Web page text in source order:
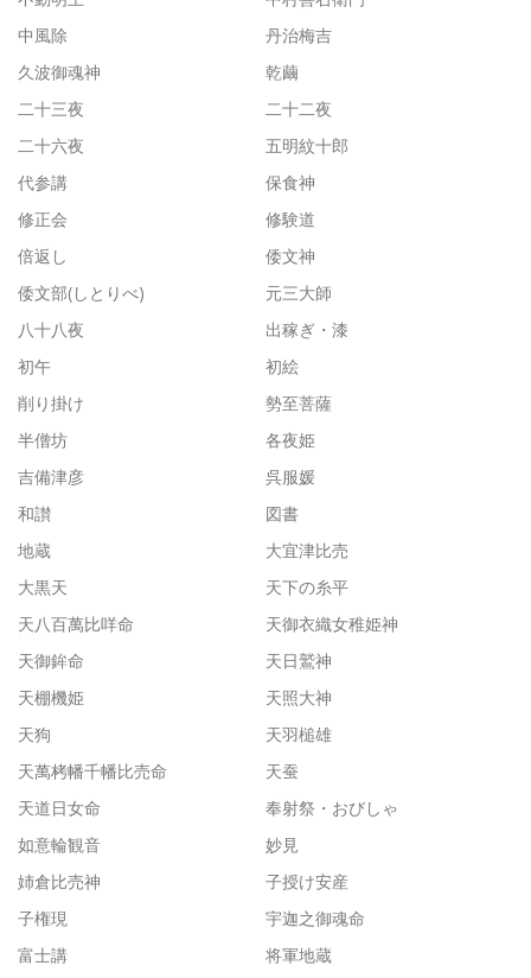
中風除
丹治梅吉
久波御魂神
乾繭
二十三夜
二十二夜
二十六夜
五明紋十郎
代参講
保食神
修正会
修験道
倍返し
倭文神
倭文部(しとりべ)
元三大師
八十八夜
出稼ぎ・漆
初午
初絵
削り掛け
勢至菩薩
半僧坊
各夜姫
吉備津彦
呉服媛
和讃
図書
地蔵
大宜津比売
大黒天
天下の糸平
天八百萬比咩命
天御衣織女稚姫神
天御鉾命
天日鷲神
天棚機姫
天照大神
天狗
天羽槌雄
天萬栲幡千幡比売命
天蚕
天道日女命
奉射祭・おびしゃ
如意輪観音
妙見
姉倉比売神
子授け安産
子権現
宇迦之御魂命
富士講
将軍地蔵